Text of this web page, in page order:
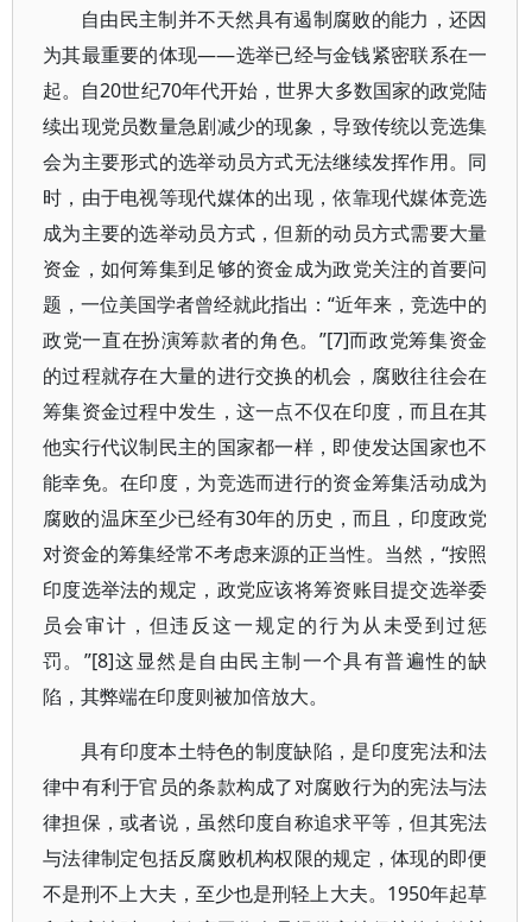
自由民主制并不天然具有遏制腐败的能力，还因
为其最重要的体现——选举已经与金钱紧密联系在一
起。自20世纪70年代开始，世界大多数国家的政党陆
续出现党员数量急剧减少的现象，导致传统以竞选集
会为主要形式的选举动员方式无法继续发挥作用。同
时，由于电视等现代媒体的出现，依靠现代媒体竞选
成为主要的选举动员方式，但新的动员方式需要大量
资金，如何筹集到足够的资金成为政党关注的首要问
题，一位美国学者曾经就此指出：“近年来，竞选中的
政党一直在扮演筹款者的角色。”[7]而政党筹集资金
的过程就存在大量的进行交换的机会，腐败往往会在
筹集资金过程中发生，这一点不仅在印度，而且在其
他实行代议制民主的国家都一样，即使发达国家也不
能幸免。在印度，为竞选而进行的资金筹集活动成为
腐败的温床至少已经有30年的历史，而且，印度政党
对资金的筹集经常不考虑来源的正当性。当然，“按照
印度选举法的规定，政党应该将筹资账目提交选举委
员会审计，但违反这一规定的行为从未受到过惩
罚。”[8]这显然是自由民主制一个具有普遍性的缺
陷，其弊端在印度则被加倍放大。
具有印度本土特色的制度缺陷，是印度宪法和法
律中有利于官员的条款构成了对腐败行为的宪法与法
律担保，或者说，虽然印度自称追求平等，但其宪法
与法律制定包括反腐败机构权限的规定，体现的即便
不是刑不上大夫，至少也是刑轻上大夫。1950年起草